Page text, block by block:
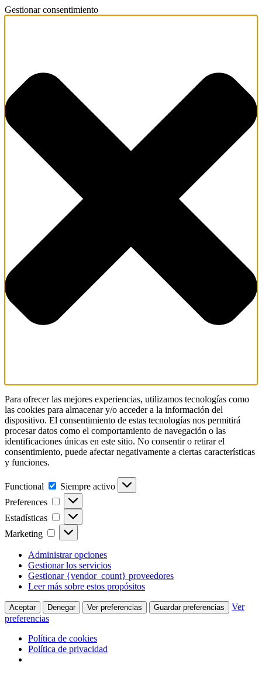
Gestionar consentimiento
Para ofrecer las mejores experiencias, utilizamos tecnologías como
las cookies para almacenar y/o acceder a la información del
dispositivo. El consentimiento de estas tecnologías nos permitirá
procesar datos como el comportamiento de navegación o las
identificaciones únicas en este sitio. No consentir o retirar el
consentimiento, puede afectar negativamente a ciertas características
y funciones.
Functional Functional
Siempre activo
Preferences
Preferences
Estadísticas Estadísticas
Marketing Marketing
Administrar opciones
Gestionar los servicios
Gestionar {vendor_count} proveedores
Leer más sobre estos propósitos
Aceptar Denegar Ver preferencias Guardar preferencias
Ver
preferencias
Política de cookies
Política de privacidad